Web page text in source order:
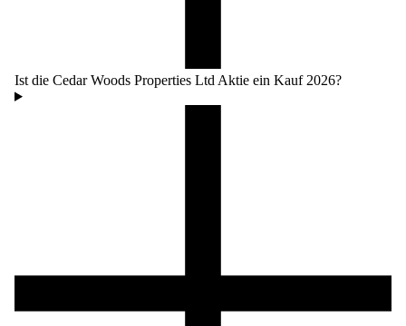
Ist die Cedar Woods Properties Ltd Aktie ein Kauf 2026?